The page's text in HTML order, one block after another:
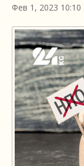
Фев 1, 2023 10:10